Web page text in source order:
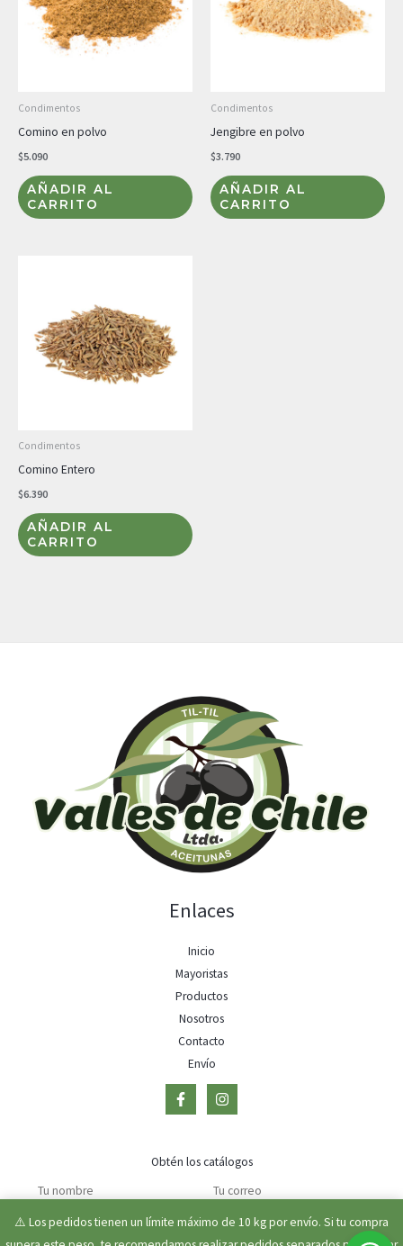
⚠️ Los pedidos tienen un límite máximo de 10 kg por envío. Si tu compra
Condimentos
Comino en polvo
$5.090
AÑADIR AL
CARRITO
Condimentos
Jengibre en polvo
$3.790
AÑADIR AL
CARRITO
Condimentos
Comino Entero
$6.390
AÑADIR AL
CARRITO
Enlaces
Inicio
Mayoristas
Productos
Nosotros
Contacto
Envío
Obtén los catálogos
ENVIAR